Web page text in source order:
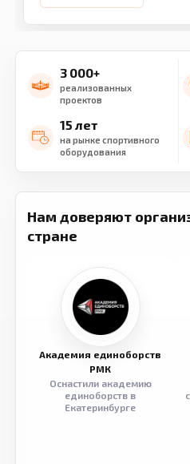
3 000+
реализованных
проектов
15 лет
на рынке спортивного
оборудования
Нам доверяют
стране
Академия единоборств
РМК
Оснастили академию
единоборств в
Екатеринбурге